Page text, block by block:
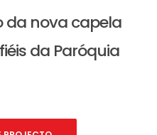
da nova capela
da Paróquia